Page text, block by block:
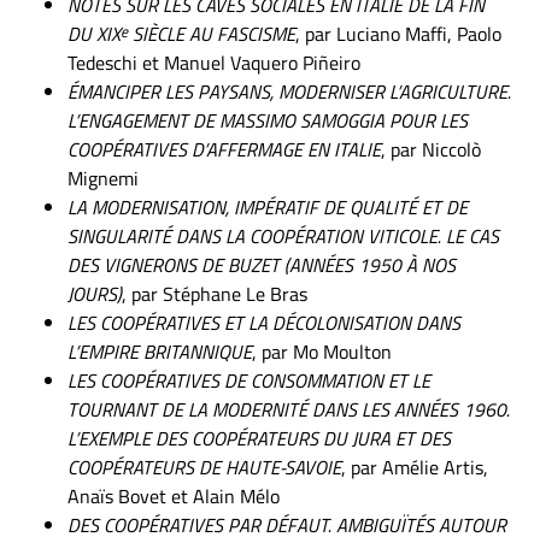
DU XIXeSIÈCLE AU FASCISME, par Luciano Maffi, Paolo
Tedeschi et Manuel Vaquero Piñeiro
ÉMANCIPER LES PAYSANS, MODERNISER L’AGRICULTURE.
L’ENGAGEMENT DE MASSIMO SAMOGGIA POUR LES
COOPÉRATIVES D’AFFERMAGE EN ITALIE, par Niccolò
Mignemi
LA MODERNISATION, IMPÉRATIF DE QUALITÉ ET DE
SINGULARITÉ DANS LA COOPÉRATION VITICOLE. LE CAS
DES VIGNERONS DE BUZET (ANNÉES 1950 À NOS
JOURS), par Stéphane Le Bras
LES COOPÉRATIVES ET LA DÉCOLONISATION DANS
L’EMPIRE BRITANNIQUE, par Mo Moulton
LES COOPÉRATIVES DE CONSOMMATION ET LE
TOURNANT DE LA MODERNITÉ DANS LES ANNÉES 1960.
L’EXEMPLE DES COOPÉRATEURS DU JURA ET DES
COOPÉRATEURS DE HAUTE-SAVOIE, par Amélie Artis,
Anaïs Bovet et Alain Mélo
DES COOPÉRATIVES PAR DÉFAUT. AMBIGUÏTÉS AUTOUR